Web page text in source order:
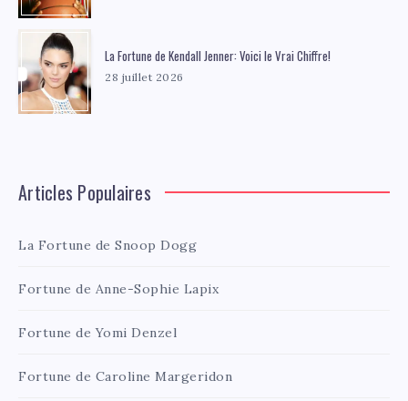
La Fortune de Kendall Jenner: Voici le Vrai Chiffre!
28 juillet 2026
Articles Populaires
La Fortune de Snoop Dogg
Fortune de Anne-Sophie Lapix
Fortune de Yomi Denzel
Fortune de Caroline Margeridon